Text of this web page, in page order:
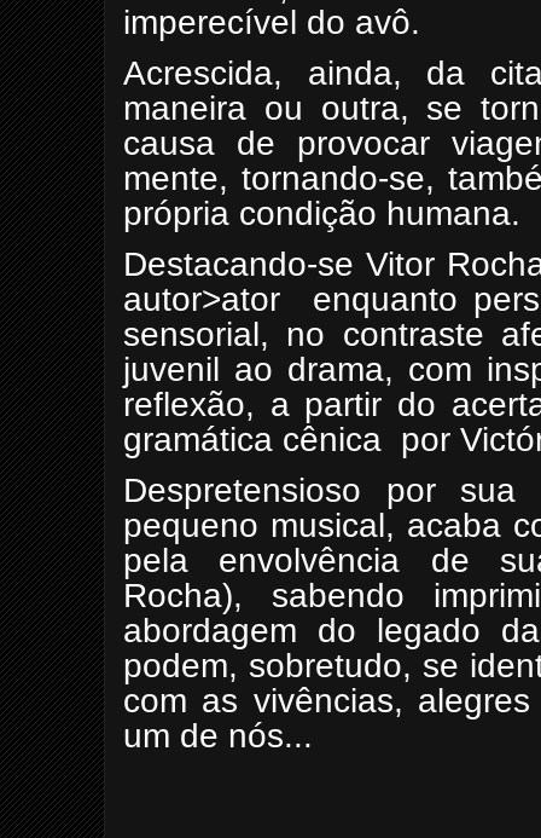
imperecível do avô.
Acrescida, ainda, da
maneira ou outra, se
causa de provocar
mente, tornando-se,
própria condição humana.
Destacando-se Vitor
autor>ator
enquanto
sensorial, no contraste
juvenil ao drama, com
reflexão, a partir do
gramática cênica por
Despretensioso por
pequeno musical, acaba
pela envolvência de
Rocha), sabendo
abordagem do legado
podem, sobretudo, se
com as vivências,
um de nós...